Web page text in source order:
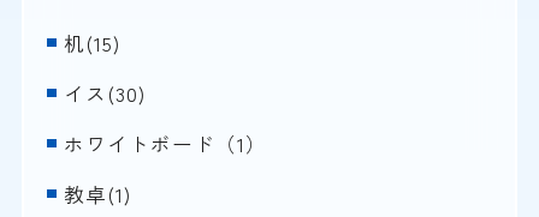
机(15)
イス(30)
ホワイトボード（1）
教卓(1)